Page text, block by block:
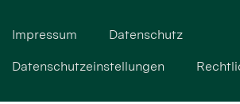
Impressum Datenschutz
Datenschutzeinstellungen